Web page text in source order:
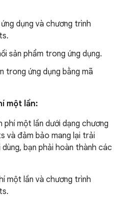
dụng và chương trình
sản phẩm trong ứng dụng.
trong ứng dụng bằng mã
một lần:
một lần dưới dạng chương
và đảm bảo mang lại trải
bạn phải hoàn thành các
một lần và chương trình